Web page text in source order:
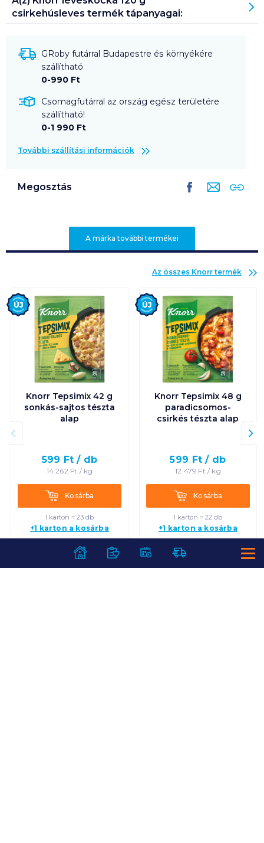
csirkehúsleves termék tápanyagai:
GRoby futárral Budapestre és környékére
szállítható
0-990 Ft
Csomagfutárral az ország egész területére
szállítható!
0-1 990 Ft
További szállítási információk
Megosztás
A márka további termékei
Az összes Knorr termék
Knorr Tepsimix 42 g
sonkás-sajtos tészta
alap
599 Ft / db
14 262 Ft / kg
KosárbaKosárba
1 karton = 23 db
+1 karton a kosárba
Új
Knorr Tepsimix 48 g
paradicsomos-
csirkés tészta alap
599 Ft / db
12 479 Ft / kg
KosárbaKosárba
1 karton = 22 db
+1 karton a kosárba
Új